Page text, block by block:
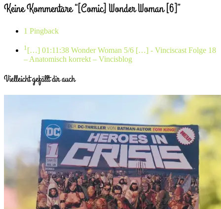
Keine Kommentare “[Comic] Wonder Woman [6]”
1 Pingback
1 […] 01:11:38 Wonder Woman 5/6 […] - Vinciscast Folge 18
– Anatomisch korrekt – Vincisblog
Vielleicht gefällt dir auch